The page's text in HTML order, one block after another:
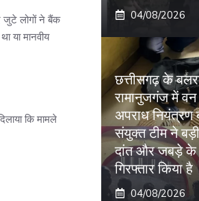
जुटे लोगों ने बैंक
या मानवीय
कि मामले
04/08/2026
छत्तीसगढ़ के
रामानुजगंज में
अपराध नियंत्रण
संयुक्त टीम ने
दांत और जबड़े के
गिरफ्तार किया है
04/08/2026